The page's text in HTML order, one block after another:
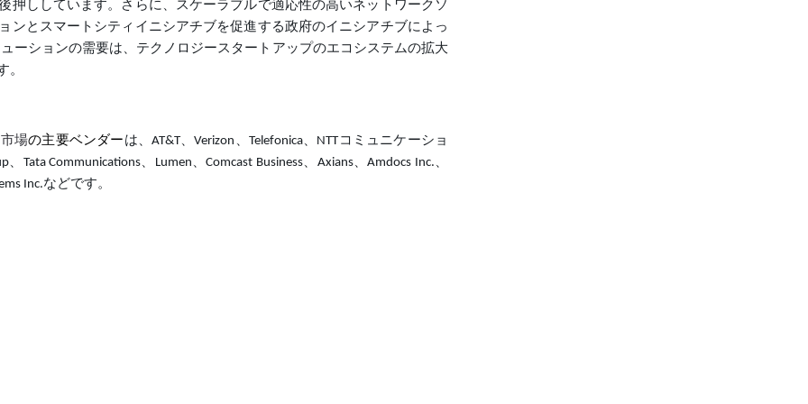
押ししています。さらに、スケーラブルで適応性の高いネットワークソ
ンとスマートシティイニシアチブを促進する政府のイニシアチブによっ
ューションの需要は、テクノロジースタートアップのエコシステムの拡大
。
市場の主要ベンダー は、AT&T、Verizon、Telefonica、NTTコミュニケーショ
Tata Communications、Lumen、Comcast Business、Axians、Amdocs Inc.、
Inc.などです。